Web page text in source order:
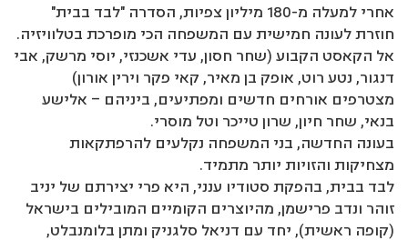
אחרי למעלה מ-180 מיליון צפיות, הסדרה "לבד בבית"
חוזרת לעונה חמישית עם המשפחה הכי מופרכת בטלוויזיה.
אל הקאסט הקבוע (שחר חסון, עדי אשכנזי, יוסי מרשק, אבי
דנגור, נטע רוט, אופק בן מאיר, קאי פקר וירין אורון)
מצטרפים אורחים חדשים ומפתיעים, ביניהם – אלישע
בנאי, שחר חיון, שרון טייכר וטל מוסרי.
בעונה החדשה, בני המשפחה נקלעים להרפתקאות
מצחיקות והזויות יותר מתמיד.
לבד בבית, בהפקת סטודיו ענני, היא פרי יצירתם של יניב
זוהר ונדב פרישמן, מהיוצרים הקומיים המובילים בישראל
(קופה ראשית), יחד עם דניאל סלגניק ומתן בלומנבלט,